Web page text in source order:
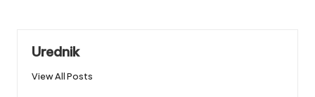
Urednik
View All Posts